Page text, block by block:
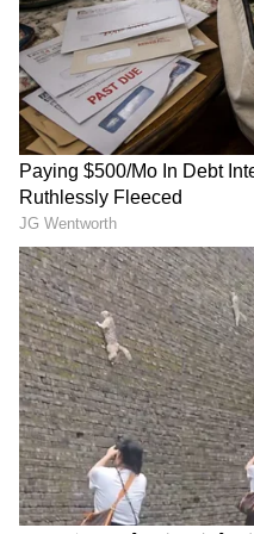
ಸಾಲು ಸಾಲು ಸೋಲು...
ಅರುಣಾಚಲಕ್ಕೆ ಹೋದ ನಟಿ
ಶ್ರೀಲೀಲಾ: ವಿಶೇಷ ಪೂಜೆ,
ಅಷ್ಟಕ್ಕೂ ಏನಾಯ್ತು?
ನಿರ್ದೇಶಕಿ ಗೀತೂ ಮೋಹನ್‌ದಾಸ್
ಕಣ್ಣೀರು ಹಾಕಿದ್ದೇಕೆ? ಟಾಕ್ಸಿಕ್
'ಸ್ಪೆಷಲ್ ಲೇಡೀಸ್' ನಾಯಕಿಯರು
ಹೇಳಿದ್ದೇನು?